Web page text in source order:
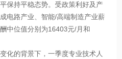
保持平稳态势。受政策利好及产
电路产业、智能/高端制造产业薪
中位值分别为16403元/月和
化的背景下，一季度专业技术人